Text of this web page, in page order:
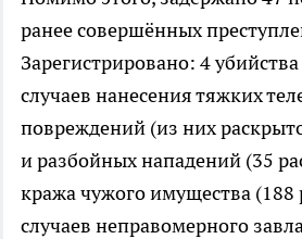
ранее совершённых
Зарегистрировано: 4
случаев нанесения тяжких
повреждений (из них
и разбойных нападений (35
кража чужого имущества (188
случаев неправомерного